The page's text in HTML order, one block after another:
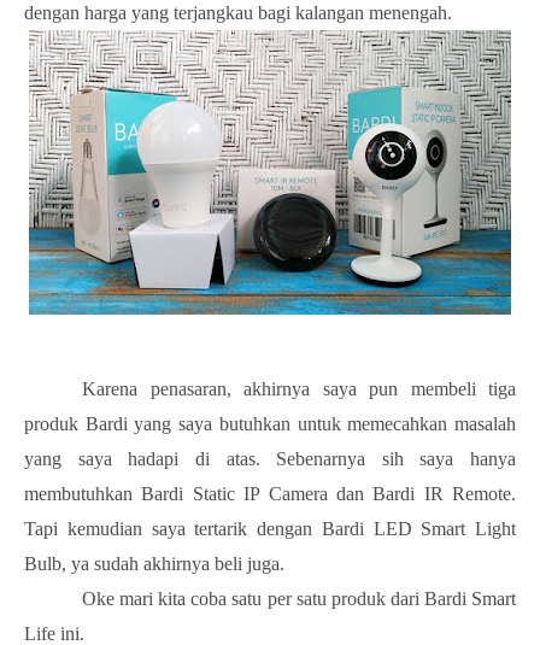
dengan harga yang terjangkau bagi kalangan menengah.
Karena penasaran, akhirnya saya pun membeli tiga
produk Bardi yang saya butuhkan untuk memecahkan masalah
yang saya hadapi di atas. Sebenarnya sih saya hanya
membutuhkan Bardi Static IP Camera dan Bardi IR Remote.
Tapi kemudian saya tertarik dengan Bardi LED Smart Light
Bulb, ya sudah akhirnya beli juga.
Oke mari kita coba satu per satu produk dari Bardi Smart
Life ini.